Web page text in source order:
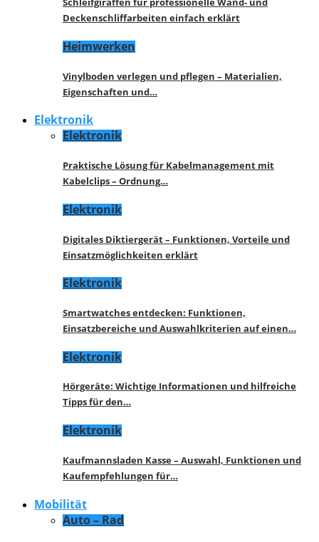
Deckenschliffarbeiten einfach erklärt
Heimwerken
Vinylboden verlegen und pflegen – Materialien,
Eigenschaften und…
Elektronik
Elektronik
Praktische Lösung für Kabelmanagement mit
Kabelclips – Ordnung…
Elektronik
Digitales Diktiergerät – Funktionen, Vorteile und
Einsatzmöglichkeiten erklärt
Elektronik
Smartwatches entdecken: Funktionen,
Einsatzbereiche und Auswahlkriterien auf einen…
Elektronik
Hörgeräte: Wichtige Informationen und hilfreiche
Tipps für den…
Elektronik
Kaufmannsladen Kasse – Auswahl, Funktionen und
Kaufempfehlungen für…
Mobilität
Auto – Rad